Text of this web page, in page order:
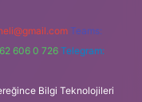
Teams:
606 0 726 Telegram:
Bilgi Teknolojileri